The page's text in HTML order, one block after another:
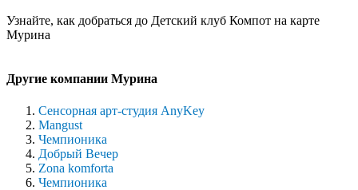
Узнайте, как добраться до Детский клуб Компот на карте
Мурина
Другие компании Мурина
Сенсорная арт-студия AnyKey
Mangust
Чемпионика
Добрый Вечер
Zona komforta
Чемпионика